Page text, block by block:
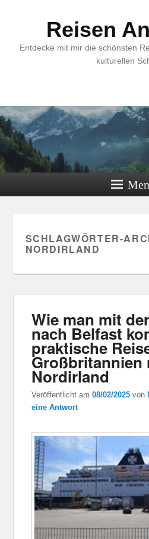
Reisen
Entdecke mit mir die schönsten
kulturellen
SCHLAGWÖRTER-
NORDIRLAND
Wie man mit
nach Belfast
praktische
Großbritannien
Nordirland
Veröffentlicht am08/02/2025 von
eine Antwort